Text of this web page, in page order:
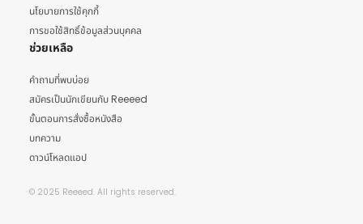
นโยบายการใช้คุกกี้
การขอใช้สิทธิ์ข้อมูลส่วนบุคคล
ช่วยเหลือ
คำถามที่พบบ่อย
สมัครเป็นนักเขียนกับ Reeeed
ขั้นตอนการสั่งซื้อหนังสือ
บทความ
ดาวน์โหลดแอป
© 2025 Reeeed. All rights reserved.